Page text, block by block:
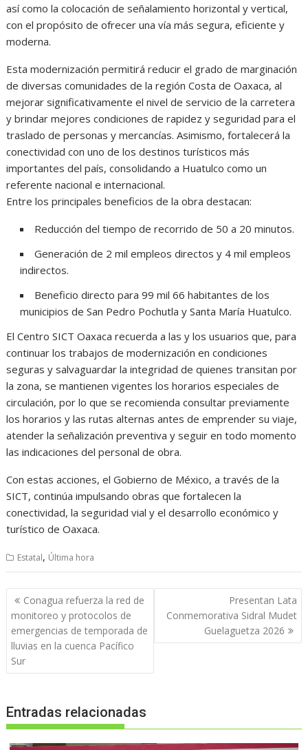
así como la colocación de señalamiento horizontal y vertical,
con el propósito de ofrecer una vía más segura, eficiente y
moderna.
Esta modernización permitirá reducir el grado de marginación
de diversas comunidades de la región Costa de Oaxaca, al
mejorar significativamente el nivel de servicio de la carretera
y brindar mejores condiciones de rapidez y seguridad para el
traslado de personas y mercancías. Asimismo, fortalecerá la
conectividad con uno de los destinos turísticos más
importantes del país, consolidando a Huatulco como un
referente nacional e internacional.
Entre los principales beneficios de la obra destacan:
Reducción del tiempo de recorrido de 50 a 20 minutos.
Generación de 2 mil empleos directos y 4 mil empleos
indirectos.
Beneficio directo para 99 mil 66 habitantes de los
municipios de San Pedro Pochutla y Santa María Huatulco.
El Centro SICT Oaxaca recuerda a las y los usuarios que, para
continuar los trabajos de modernización en condiciones
seguras y salvaguardar la integridad de quienes transitan por
la zona, se mantienen vigentes los horarios especiales de
circulación, por lo que se recomienda consultar previamente
los horarios y las rutas alternas antes de emprender su viaje,
atender la señalización preventiva y seguir en todo momento
las indicaciones del personal de obra.
Con estas acciones, el Gobierno de México, a través de la
SICT, continúa impulsando obras que fortalecen la
conectividad, la seguridad vial y el desarrollo económico y
turístico de Oaxaca.
Estatal, Última hora
Navegación
de
entradas
Conagua refuerza la red de
monitoreo y protocolos de
emergencias de temporada de
lluvias en la cuenca Pacífico
Sur
Presentan Lata
Conmemorativa Sidral Mudet
Guelaguetza 2026
Entradas relacionadas